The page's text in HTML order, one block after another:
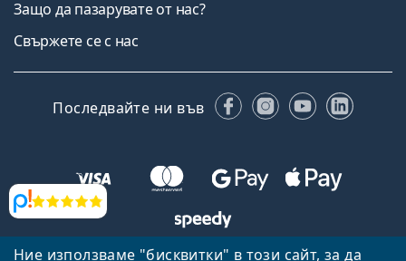
Ние използваме "бисквитки" в този сайт, за да
Прегледи
Защо да пазарувате от нас?
Свържете се с нас
Последвайте ни във FacebookInstagram
YouTube